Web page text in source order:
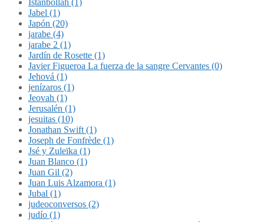
Istanbollah (1)
Jabel (1)
Japón (20)
jarabe (4)
jarabe 2 (1)
Jardín de Rosette (1)
Javier Figueroa La fuerza de la sangre Cervantes (0)
Jehová (1)
jenízaros (1)
Jeovah (1)
Jerusalén (1)
jesuitas (10)
Jonathan Swift (1)
Joseph de Fonfrède (1)
Jsé y Zuleïka (1)
Juan Blanco (1)
Juan Gil (2)
Juan Luis Alzamora (1)
Jubal (1)
judeoconversos (2)
judío (1)